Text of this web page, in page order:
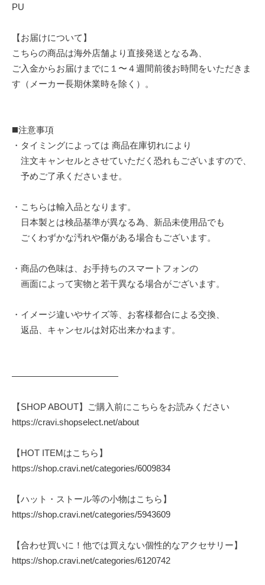
PU
【お届けについて】
こちらの商品は海外店舗より直接発送となる為、
ご入金からお届けまでに１〜４週間前後お時間をいただきま
す（メーカー長期休業時を除く）。
◼️注意事項
・タイミングによっては 商品在庫切れにより
注文キャンセルとさせていただく恐れもございますので、
予めご了承くださいませ。
・こちらは輸入品となります。
日本製とは検品基準が異なる為、新品未使用品でも
ごくわずかな汚れや傷がある場合もございます。
・商品の色味は、お手持ちのスマートフォンの
画面によって実物と若干異なる場合がございます。
・イメージ違いやサイズ等、お客様都合による交換、
返品、キャンセルは対応出来かねます。
————————————
【SHOP ABOUT】ご購入前にこちらをお読みください
https://cravi.shopselect.net/about
【HOT ITEMはこちら】
https://shop.cravi.net/categories/6009834
【ハット・ストール等の小物はこちら】
https://shop.cravi.net/categories/5943609
【合わせ買いに！他では買えない個性的なアクセサリー】
https://shop.cravi.net/categories/6120742